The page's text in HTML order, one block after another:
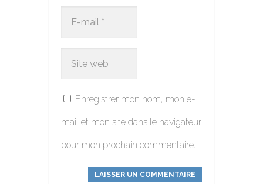
Enregistrer mon nom, mon e-
mail et mon site dans le navigateur
pour mon prochain commentaire.